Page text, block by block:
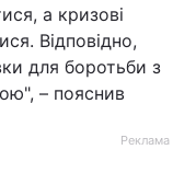
а кризові
Відповідно,
для боротьби з
– пояснив
Реклама